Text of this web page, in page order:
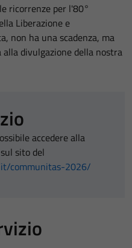
ricorrenze per l'80°
Liberazione e
non ha una scadenza, ma
divulgazione della nostra
accedere alla
sito del
communitas-2026/